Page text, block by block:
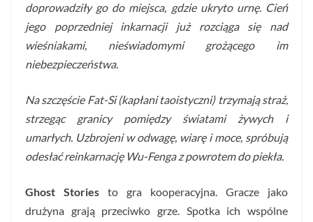
doprowadziły go do miejsca, gdzie ukryto urnę. Cień
jego poprzedniej inkarnacji już rozciąga się nad
wieśniakami, nieświadomymi grożącego im
niebezpieczeństwa.
Na szczęście Fat-Si (kapłani taoistyczni) trzymają straż,
strzegąc granicy pomiędzy światami żywych i
umarłych. Uzbrojeni w odwagę, wiarę i moce, spróbują
odesłać reinkarnację Wu-Fenga z powrotem do piekła.
Ghost Stories to gra kooperacyjna. Gracze jako
drużyna grają przeciwko grze. Spotka ich wspólne